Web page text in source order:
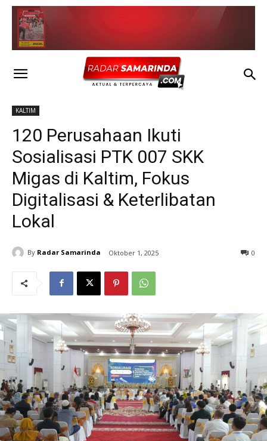
KALTIM
120 Perusahaan Ikuti
Sosialisasi PTK 007 SKK
Migas di Kaltim, Fokus
Digitalisasi & Keterlibatan
Lokal
By Radar Samarinda Oktober 1, 2025 0